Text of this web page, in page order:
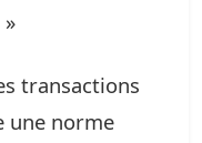
transactions
une norme